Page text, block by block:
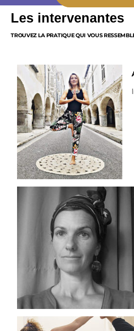
Les intervenantes
TROUVEZ LA PRATIQUE QUI VOUS